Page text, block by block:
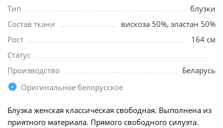
Тип
блузки
Состав ткани
вискоза 50%, эластан 50%
Рост
164 см
Статус
Производство
Беларусь
Оригинальное белорусское
Блузка женская классическая свободная. Выполнена из
приятного материала. Прямого свободного силуэта.